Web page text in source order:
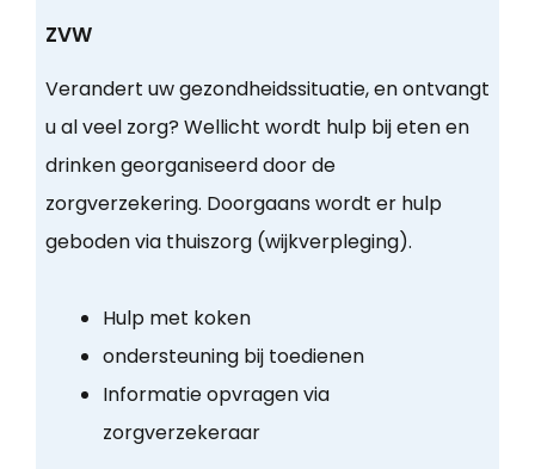
ZVW
Verandert uw gezondheidssituatie, en ontvangt
u al veel zorg? Wellicht wordt hulp bij eten en
drinken georganiseerd door de
zorgverzekering. Doorgaans wordt er hulp
geboden via thuiszorg (wijkverpleging).
Hulp met koken
ondersteuning bij toedienen
Informatie opvragen via
zorgverzekeraar